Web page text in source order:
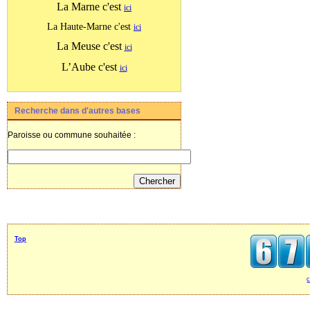
La Marne c'est ici
La Haute-Marne c'est ici
La Meuse c'est ici
L’Aube c'est ici
Recherche dans d'autres bases
Paroisse ou commune souhaitée :
Top